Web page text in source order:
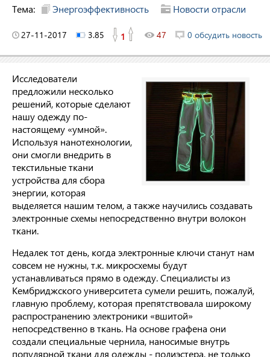
Тема: Энергоэффективность Новости отрасли
27-11-2017 3.85 1 47 0 обсудить новость
Исследователи
предложили несколько
решений, которые сделают
нашу одежду по-
настоящему «умной».
Используя нанотехнологии,
они смогли внедрить в
текстильные ткани
устройства для сбора
энергии, которая
выделяется нашим телом, а также научились создавать
электронные схемы непосредственно внутри волокон
ткани.
Недалек тот день, когда электронные ключи станут нам
совсем не нужны, т.к. микросхемы будут
устанавливаться прямо в одежду. Специалисты из
Кембриджского университета сумели решить, пожалуй,
главную проблему, которая препятствовала широкому
распространению электроники «вшитой»
непосредственно в ткань. На основе графена они
создали специальные чернила, наносимые внутрь
популярной ткани для одежды - полиэстера, не только